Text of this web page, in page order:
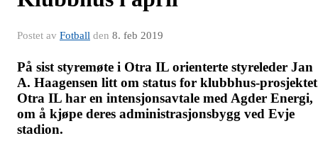
Postet av Fotball den 8. feb 2019
På sist styremøte i Otra IL orienterte styreleder Jan
A. Haagensen litt om status for klubbhus-
Otra IL har en intensjonsavtale med Agder Energi,
om å kjøpe deres administrasjonsbygg ved Evje
stadion.